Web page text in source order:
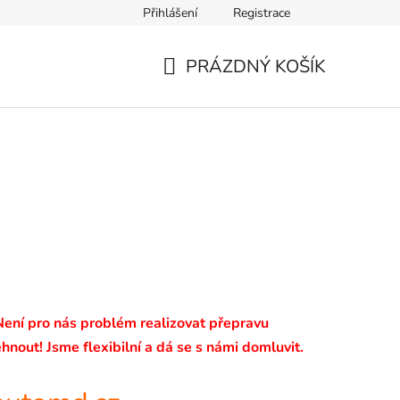
Přihlášení Registrace
PRÁZDNÝ KOŠÍK
pro nás problém realizovat přepravu
Jsme flexibilní a dá se s námi domluvit.